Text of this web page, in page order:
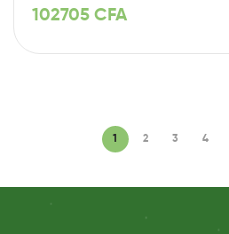
102705 CFA
1 2 3 4